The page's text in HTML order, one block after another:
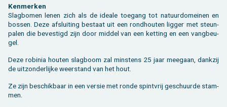
Ken­mer­ken
Slag­bo­men lenen zich als de ide­a­le toe­gang tot na­tuur­do­mei­nen en
bos­sen. Deze af­slui­ting be­staat uit een rond­hou­ten lig­ger met steun­
pa­len die be­ves­tigd zijn door mid­del van een ket­ting en een vang­beu­
gel.
Deze ro­bi­nia hou­ten slag­boom zal min­stens 25 jaar mee­gaan, dank­zij
de uit­zon­der­lij­ke weer­stand van het hout.
Ze zijn be­schik­baar in een ver­sie met ronde spint­vrij ge­schuur­de stam­
men.